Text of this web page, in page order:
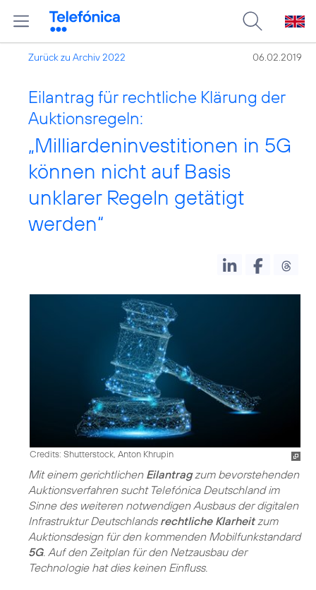
Zurück zu Archiv 2022 06.02.2019
Eilantrag für rechtliche Klärung der
Auktionsregeln:
„Milliardeninvestitionen in 5G
können nicht auf Basis
unklarer Regeln getätigt
werden“
Credits: Shutterstock, Anton Khrupin
Mit einem gerichtlichen Eilantragzum bevorstehenden
Auktionsverfahren sucht Telefónica Deutschland im
Sinne des weiteren notwendigen Ausbaus der digitalen
Infrastruktur Deutschlands rechtliche Klarheitzum
Auktionsdesign für den kommenden Mobilfunkstandard
5G. Auf den Zeitplan für den Netzausbau der
Technologie hat dies keinen Einfluss.